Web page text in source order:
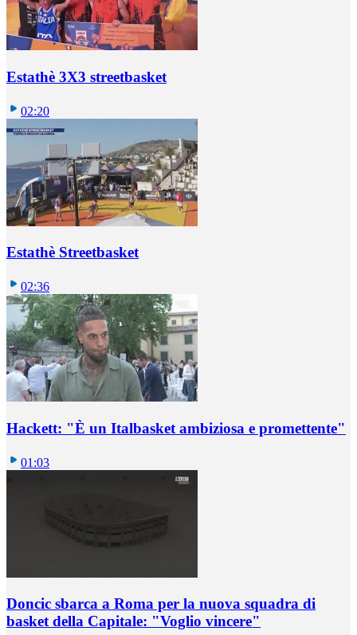
Estathè 3X3 streetbasket
02:20
Estathè Streetbasket
02:36
Hackett: "È un Italbasket ambiziosa e promettente"
01:03
Doncic sbarca a Roma per la nuova squadra di
basket della Capitale: "Voglio vincere"